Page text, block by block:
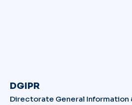
DGIPR
Directorate General Information